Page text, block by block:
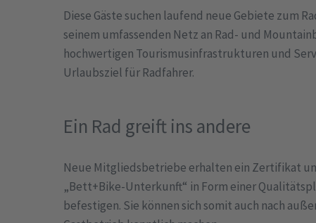
Diese Gäste suchen laufend neue Gebiete zum
seinem umfassenden Netz an Rad- und
hochwertigen Tourismusinfrastrukturen und
Urlaubsziel für Radfahrer.
Ein Rad greift ins andere
Neue Mitgliedsbetriebe erhalten ein Zertifikat
„Bett+Bike-Unterkunft“ in Form einer
befestigen. Sie können sich somit auch nach